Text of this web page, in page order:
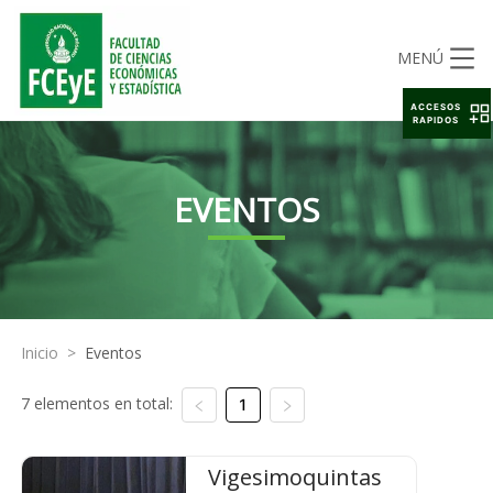
MENÚ
EVENTOS
Inicio > Eventos
7 elementos en total: 1
Vigesimoquintas
ACCESOS
RAPIDOS